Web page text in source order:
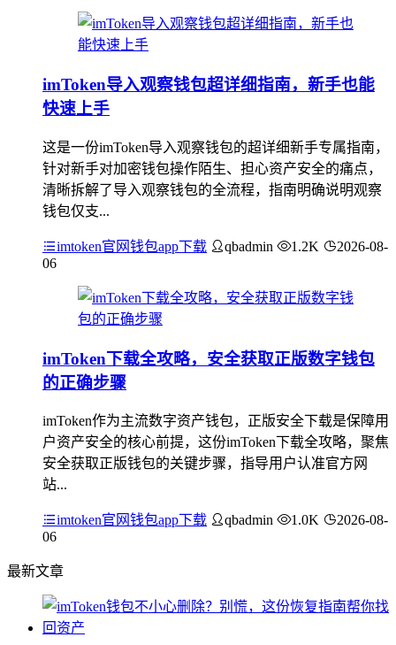
imToken导入观察钱包超详细指南，新手也能
快速上手
这是一份imToken导入观察钱包的超详细新手专属指南，
针对新手对加密钱包操作陌生、担心资产安全的痛点，
清晰拆解了导入观察钱包的全流程，指南明确说明观察
钱包仅支...
imtoken官网钱包app下载 qbadmin 1.2K
2026-08-
06
imToken下载全攻略，安全获取正版数字钱包
的正确步骤
imToken作为主流数字资产钱包，正版安全下载是保障用
户资产安全的核心前提，这份imToken下载全攻略，聚焦
安全获取正版钱包的关键步骤，指导用户认准官方网
站...
imtoken官网钱包app下载 qbadmin 1.0K
2026-08-
06
最新文章